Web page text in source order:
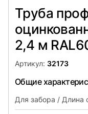
Труба
2,4 м
Артикул: 32173
Общие
Для забора / Длина